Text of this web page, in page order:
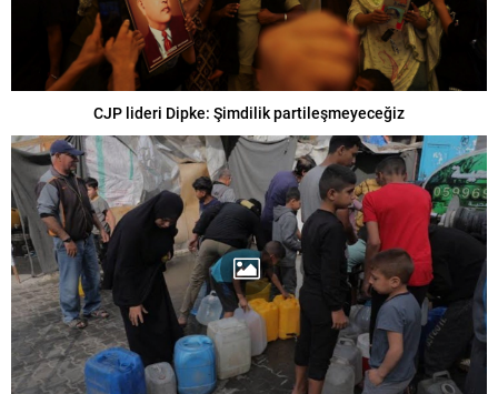
CJP lideri Dipke: Şimdilik partileşmeyeceğiz